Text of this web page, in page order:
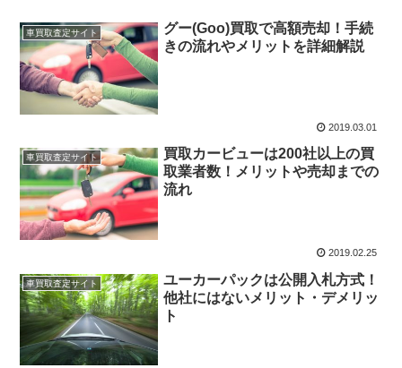
車買取査定サイト
グー(Goo)買取で高額売却！手続
きの流れやメリットを詳細解説
2019.03.01
車買取査定サイト
買取カービューは200社以上の買
取業者数！メリットや売却までの
流れ
2019.02.25
車買取査定サイト
ユーカーパックは公開入札方式！
他社にはないメリット・デメリッ
ト